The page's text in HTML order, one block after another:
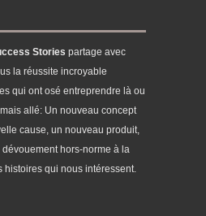
Stories partage avec
la réussite incroyable
qui ont osé entreprendre là ou
allé: Un nouveau concept
cause, un nouveau produit,
hors-norme à la
histoires qui nous intéressent.